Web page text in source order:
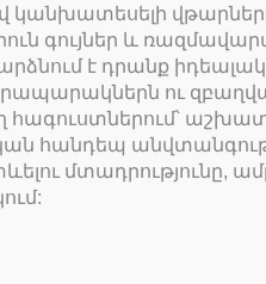
գույներ և
է դրանք
ու
հագուստներում՝
հանդեպ